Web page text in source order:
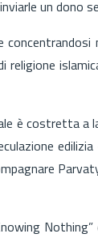
un dono
religione
è costretta a